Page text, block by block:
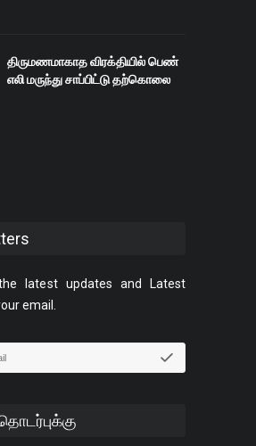
திருமணமாகாத விரக்தியில் பெண்
எலி மருந்து சாப்பிட்டு தற்கொலை
latest updates and Latest
email.